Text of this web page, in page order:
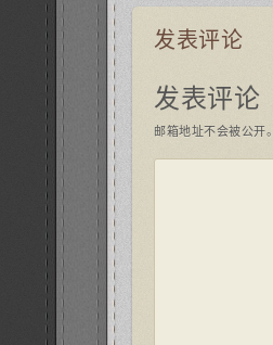
发表评论
发表评论
邮箱地址不会被公开。